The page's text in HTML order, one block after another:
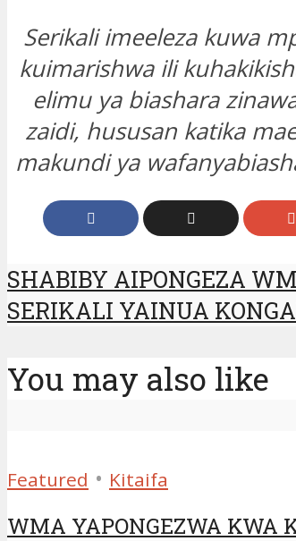
Serikali imeeleza kuwa
kuimarishwa ili
elimu ya biashara
zaidi, hususan katika
makundi ya
SHABIBY AIPONGEZA
SERIKALI YAINUA
You may also like
Featured • Kitaifa
WMA YAPONGEZWA KWA